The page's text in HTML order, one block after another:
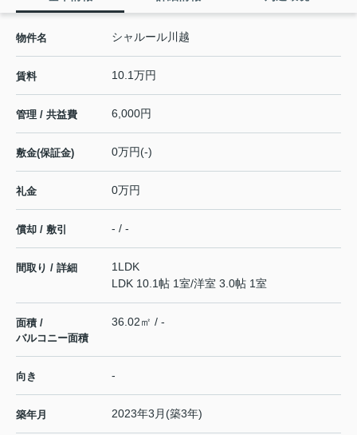
物件名 シャルール川越
賃料 10.1万円
管理 / 共益費 6,000円
敷金(保証金) 0万円(-)
礼金 0万円
償却 / 敷引 - / -
間取り / 詳細
1LDK
LDK 10.1帖 1室/洋室 3.0帖 1室
面積 /
バルコニー面積
36.02㎡ / -
向き -
築年月 2023年3月(築3年)